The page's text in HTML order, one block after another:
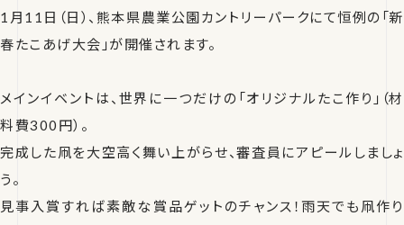
1月11日（日）、熊本県農業公園カントリーパークにて恒例の「新
春たこあげ大会」が開催されます。
メインイベントは、世界に一つだけの「オリジナルたこ作り」（材
料費300円）。
完成した凧を大空高く舞い上がらせ、審査員にアピールしましょ
う。
見事入賞すれば素敵な賞品ゲットのチャンス！雨天でも凧作り